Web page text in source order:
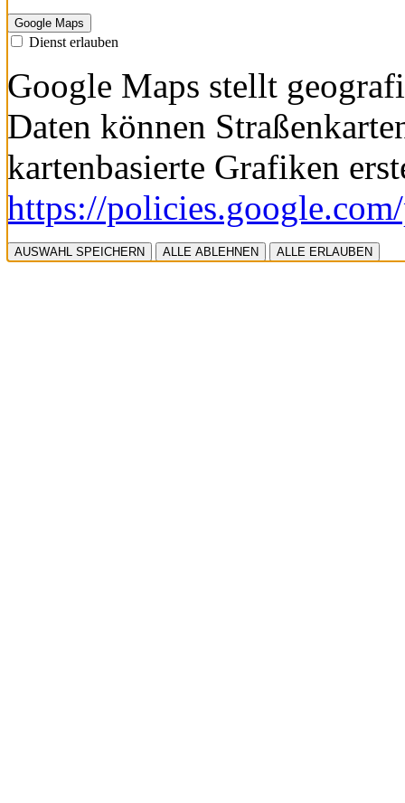
Google Maps
Dienst erlauben
Google Maps stellt
Daten können
kartenbasierte Grafiken
https://
AUSWAHL SPEICHERN ALLE ABLEHNEN ALLE ERLAUBEN